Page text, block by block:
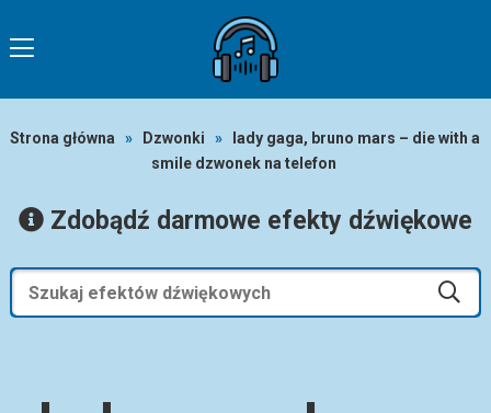
Strona główna » Dzwonki »
lady gaga, bruno mars – die with a
smile dzwonek na telefon
Zdobądź darmowe efekty dźwiękowe